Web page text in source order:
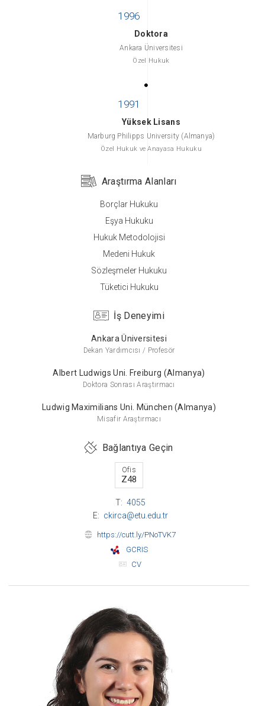
Doktora
Ankara Üniversitesi
Özel Hukuk
Yüksek Lisans
Marburg Philipps University (Almanya)
Özel Hukuk ve Anayasa Hukuku
Yüksek Lisans
Ankara Üniversitesi
Özel Hukuk (Medeni Hukuk)
Ankara Üniversitesi
Araştırma Alanları
Borçlar Hukuku
Eşya Hukuku
Hukuk Metodolojisi
Medeni Hukuk
Sözleşmeler Hukuku
Tüketici Hukuku
İş Deneyimi
Ankara Üniversitesi
Dekan Yardımcısı / Profesör
Albert Ludwigs Uni. Freiburg (Almanya)
Doktora Sonrası Araştırmacı
Ludwig Maximilians Uni. München (Almanya)
Misafir Araştırmacı
Bağlantıya Geçin
Ofis
Z48
T: 4055
E: ckirca@etu.edu.tr
https://cutt.ly/PNoTVK7
GCRIS
CV